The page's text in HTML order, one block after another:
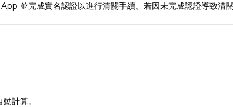
App 並完成實名認證以進行清關手續。若因未完成認證導致清
計算。